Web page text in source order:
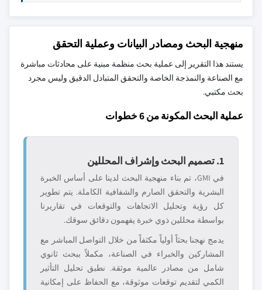
منهجية البحث ومصادر البيانات وعملية التحقق
يستند هذا التقرير إلى عملية بحث منظمة مبنية على محادثات مباشرة
مع الصناعة والنمذجة الخاصة والتحقق المتبادل الدقيق وليس مجرد
بحث مكتبي.
عملية البحث المكونة من 6 خطوات
1. تصميم البحث وإشراف المحللين
في GMI، تم بناء منهجية البحث لدينا على أساس الخبرة
البشرية والتحقق الصارم والشفافية الكاملة. يتم تطوير
كل رؤية وتحليل الاتجاهات والتوقعات في تقاريرنا
بواسطة محللين ذوي خبرة يفهمون دقائق سوقك.
يدمج نهجنا بحثاً أولياً مكثفاً من خلال التواصل المباشر مع
المشاركين والخبراء في الصناعة، مكملاً ببحث ثانوي
شامل من مصادر عالمية موثقة. نطبق تحليل التأثير
الكمي لتقديم توقعات موثوقة، مع الحفاظ على إمكانية